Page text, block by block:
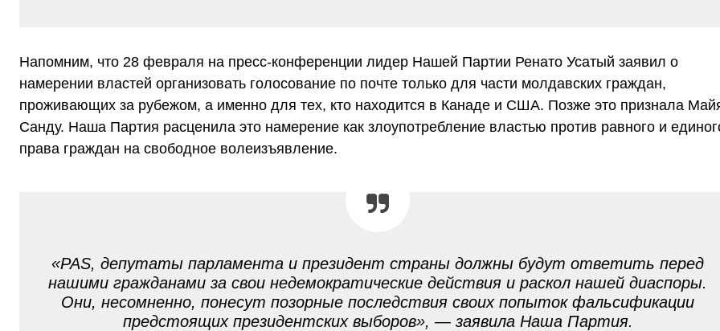
Напомним, что 28 февраля на пресс-конференции лидер Нашей Партии Ренато Усатый заявил о
намерении властей организовать голосование по почте только для части молдавских граждан,
проживающих за рубежом, а именно для тех, кто находится в Канаде и США. Позже это признала
Санду. Наша Партия расценила это намерение как злоупотребление властью против равного и
права граждан на свободное волеизъявление.
«PAS, депутаты парламента и президент страны должны будут ответить перед
нашими гражданами за свои недемократические действия и раскол нашей диаспоры.
Они, несомненно, понесут позорные последствия своих попыток фальсификации
предстоящих президентских выборов», — заявила Наша Партия.